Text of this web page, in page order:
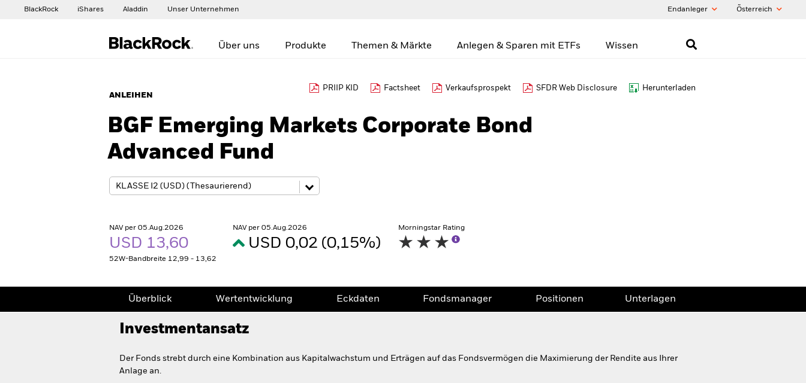
BlackRock iShares Aladdin Unser Unternehmen Endanleger Õsterreich
Über uns Produkte Themen & Märkte Anlegen & Sparen mit ETFs Wissen
ANLEIHEN
PRIIP KID Factsheet Verkaufsprospekt SFDR Web Disclosure Herunterladen
BGF Emerging Markets Corporate Bond
Advanced Fund
NAV per 05.Aug.2026
USD 13,60
52W-Bandbreite 12,99 - 13,62
NAV per 05.Aug.2026
USD 0,02 (0,15%)
Morningstar Rating
Überblick Wertentwicklung Eckdaten Fondsmanager Positionen Unterlagen
Investmentansatz
Der Fonds strebt durch eine Kombination aus Kapitalwachstum und Erträgen auf das Fondsvermögen die Maximierung der Rendite aus Ihrer
Anlage an.